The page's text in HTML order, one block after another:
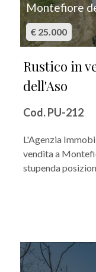
Montefiore
€ 25.000
Rustico in
dell'Aso
Cod. PU-212
L'Agenzia
vendita a
stupenda